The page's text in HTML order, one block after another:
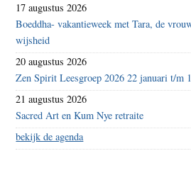
17 augustus 2026
Boeddha- vakantieweek met Tara, de
wijsheid
20 augustus 2026
Zen Spirit Leesgroep 2026 22 januari t/m
21 augustus 2026
Sacred Art en Kum Nye retraite
bekijk de agenda